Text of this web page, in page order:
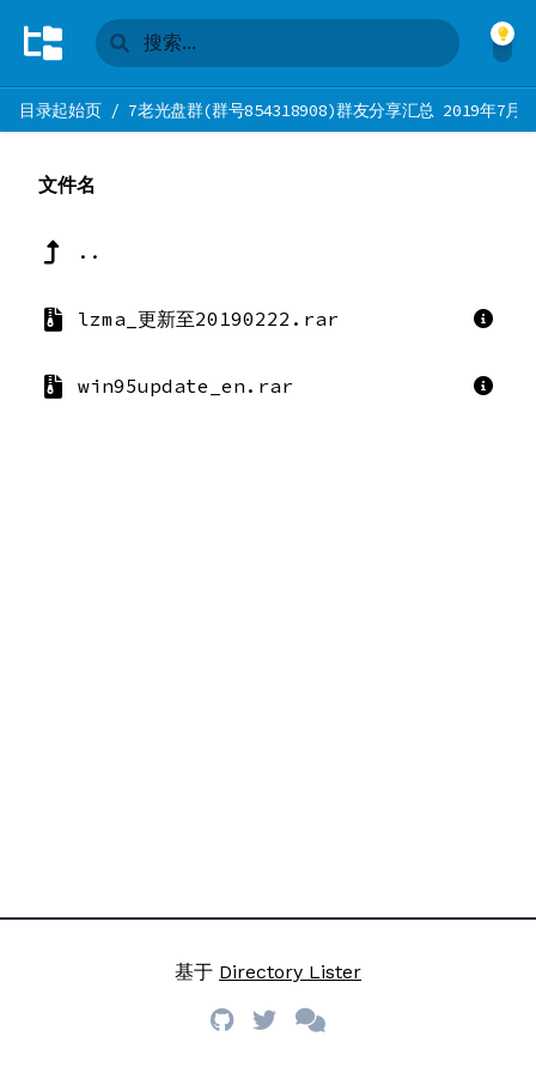
目录起始页/ 7老光盘群(群号854318908)群友分享汇总 2019年7月
文件名
..
lzma_更新至20190222.rar
win95update_en.rar
基于 Directory Lister